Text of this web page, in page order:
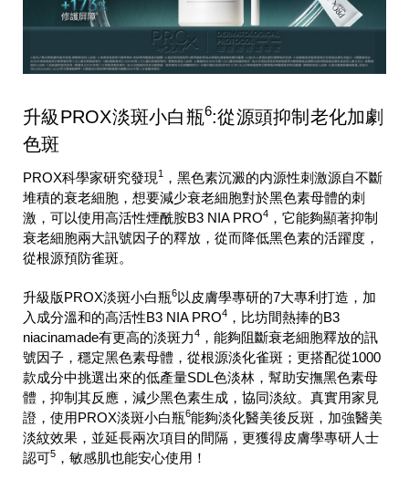
升級PROX淡斑小白瓶6:從源頭抑制老化加劇
色斑
PROX科學家研究發現 1
，黑色素沉澱的内源性刺激源自不斷
堆積的衰老細胞，想要減少衰老細胞對於黑色素母體的刺
激，可以使用高活性煙酰胺B3 NIA PRO4 ，它能夠顯著抑制
衰老細胞兩大訊號因子的釋放，從而降低黑色素的活躍度，
從根源預防雀斑。
升級版PROX淡斑小白瓶6以皮膚學專研的7大專利打造，加
入成分溫和的高活性B3 NIA PRO4 ，比坊間熱捧的B3
niacinamade有更高的淡斑力4 ，能夠阻斷衰老細胞釋放的訊
號因子，穩定黑色素母體，從根源淡化雀斑；更搭配從1000
款成分中挑選出來的低產量SDL色淡林，幫助安撫黑色素母
體，抑制其反應，減少黑色素生成，協同淡紋。真實用家見
證，使用PROX淡斑小白瓶6能夠淡化醫美後反斑，加強醫美
淡紋效果，並延長兩次項目的間隔，更獲得皮膚學專研人士
認可5 ，敏感肌也能安心使用！